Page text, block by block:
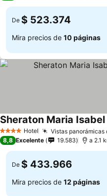
De $ 523.374
Mira precios de 10 páginas
4 EstrellasHotel Vistas panorámicas
Sheraton Maria
8,8 Excelente 19.583 a 2.1
De $ 433.966
Mira precios de 12 páginas